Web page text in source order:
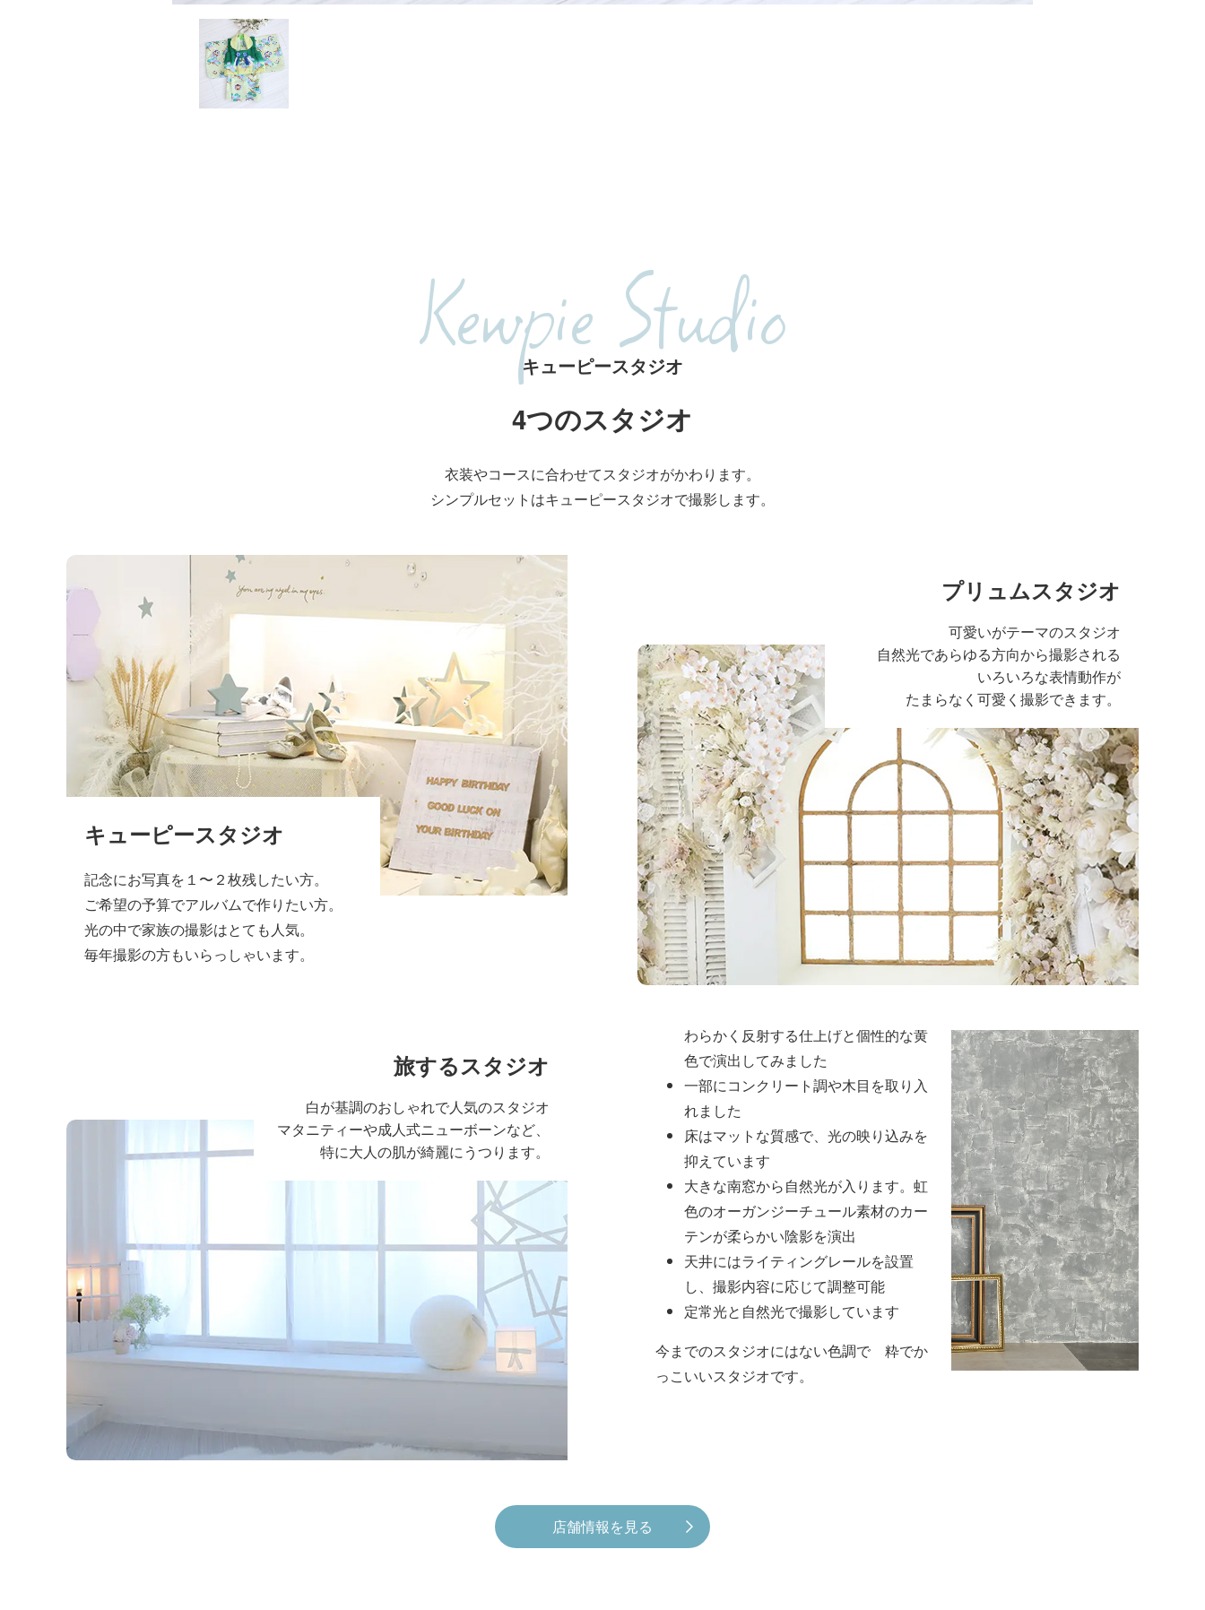
Kewpie Studio
キューピースタジオ
4つのスタジオ
衣装やコースに合わせてスタジオがかわります。
シンプルセットはキューピースタジオで撮影します。
キューピースタジオ
記念にお写真を１〜２枚残したい方。
ご希望の予算でアルバムで作りたい方。
光の中で家族の撮影はとても人気。
毎年撮影の方もいらっしゃいます。
プリュムスタジオ
可愛いがテーマのスタジオ
自然光であらゆる方向から撮影される
いろいろな表情動作が
たまらなく可愛く撮影できます。
旅するスタジオ
白が基調のおしゃれで人気のスタジオ
マタニティーや成人式ニューボーンなど、
特に大人の肌が綺麗にうつります。
リルスタジオ
シンプルで清潔感のある広い空間のスタジ
オです
天井も3メートルの高さで写真に広さを感
じさせます
全体の雰囲気
スタジオ全体は
シンプルで清潔感のある空
間を基調とし、被写体が最も美しく引き立
つようデザインされています。
わらかく反射する仕上げと個性的な黄
色で演出してみました
一部にコンクリート調や木目を取り入
れました
床はマットな質感で、光の映り込みを
抑えています
大きな南窓から自然光が入ります。虹
色のオーガンジーチュール素材のカー
テンが柔らかい陰影を演出
天井にはライティングレールを設置
し、撮影内容に応じて調整可能
定常光と自然光で撮影しています
今までのスタジオにはない色調で 粋でか
っこいいスタジオです。
店舗情報を見る